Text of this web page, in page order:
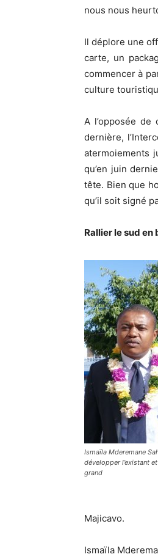
nous nous
Il déplore une
carte, un
commencer à
culture
A l’opposée
dernière,
atermoiements
qu’en juin
tête. Bien que
qu’il soit signé
Rallier le sud en
Ismaïla Mderemane
développer l’existant
grand
Majicavo.
Ismaïla